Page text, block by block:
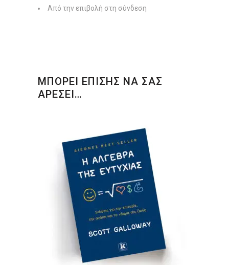
Από την επιβολή στη σύνδεση
ΜΠΟΡΕΙ ΕΠΙΣΗΣ ΝΑ ΣΑΣ
ΑΡΕΣΕΙ…